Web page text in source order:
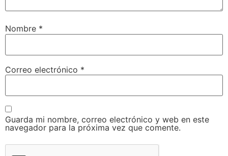
Nombre *
Correo electrónico *
Guarda mi nombre, correo electrónico y web en este
navegador para la próxima vez que comente.